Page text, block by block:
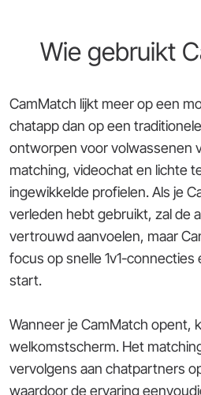
Wie gebruikt
CamMatch lijkt meer op een
chatapp dan op een
ontworpen voor volwassenen
matching, videochat en lichte
ingewikkelde profielen. Als je
verleden hebt gebruikt, zal de
vertrouwd aanvoelen, maar
focus op snelle 1v1-
start.
Wanneer je CamMatch opent,
welkomstscherm. Het
vervolgens aan chatpartners
waardoor de ervaring